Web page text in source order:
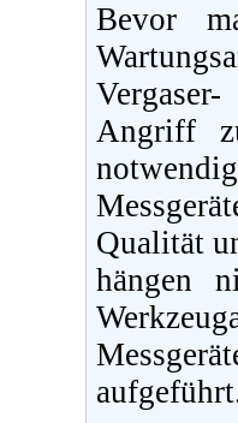
Bevor
Angriff
Qualität
hängen